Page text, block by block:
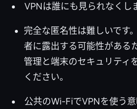
VPNは誰にも見られなくし
完全な匿名性は難しいです
者に露出する可能性がある
管理と端末のセキュリティ
ください。
公共のWi-FiでVPNを使う意